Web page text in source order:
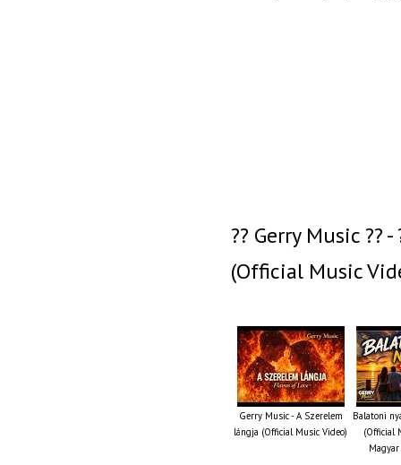
?? Gerry Music ??
(Official Music
Gerry Music - A Szerelem
lángja (Official Music Video)
Balatoni
(Official